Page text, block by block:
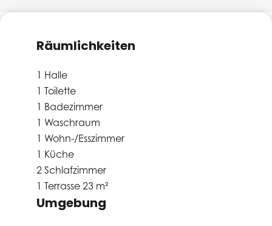
Räumlichkeiten
1 Halle
1 Toilette
1 Badezimmer
1 Waschraum
1 Wohn-/Esszimmer
1 Küche
2 Schlafzimmer
1 Terrasse 23 m²
Umgebung